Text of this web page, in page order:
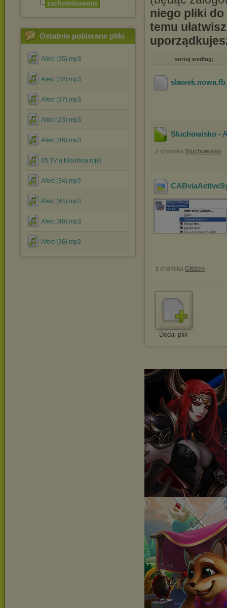
zachomikowane
Ostatnio pobierane pliki
Afekt (35).mp3
Afekt (32).mp3
Afekt (37).mp3
Afekt (23).mp3
Afekt (46).mp3
05.TV u Kleofasa.mp3
Afekt (34).mp3
Afekt (44).mp3
Afekt (48).mp3
Afekt (36).mp3
niego pliki
temu
sortuj według:
Słuchowisko -
z chomika Sluchowisko
z chomika Citizen
Dodaj plik